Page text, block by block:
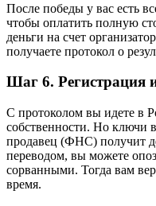
После победы у вас есть
чтобы оплатить полную
деньги на счет
получаете протокол о
Шаг 6. Регистрация
С протоколом вы идете в
собственности. Но ключи
продавец (ФНС) получит
переводом, вы можете
сорванными. Тогда вам
время.